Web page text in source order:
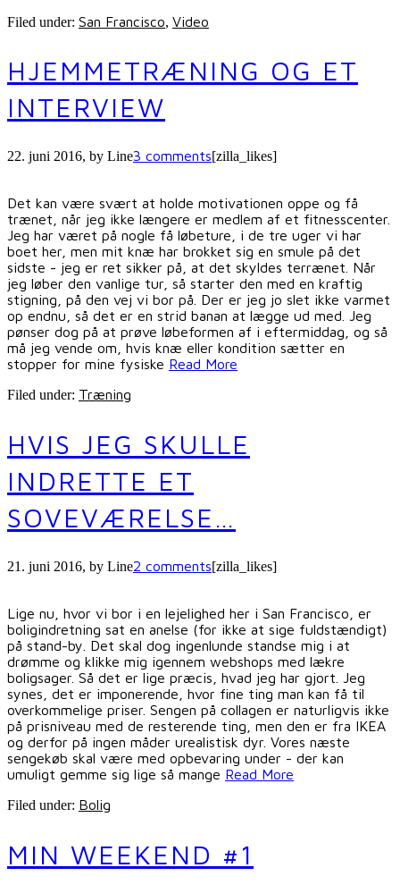
Filed under: San Francisco, Video
HJEMMETRÆNING OG ET
INTERVIEW
22. juni 2016, by Line3 comments[zilla_likes]
Det kan være svært at holde motivationen oppe og få
trænet, når jeg ikke længere er medlem af et fitnesscenter.
Jeg har været på nogle få løbeture, i de tre uger vi har
boet her, men mit knæ har brokket sig en smule på det
sidste - jeg er ret sikker på, at det skyldes terrænet. Når
jeg løber den vanlige tur, så starter den med en kraftig
stigning, på den vej vi bor på. Der er jeg jo slet ikke varmet
op endnu, så det er en strid banan at lægge ud med. Jeg
pønser dog på at prøve løbeformen af i eftermiddag, og så
må jeg vende om, hvis knæ eller kondition sætter en
stopper for mine fysiske Read More
Filed under: Træning
HVIS JEG SKULLE
INDRETTE ET
SOVEVÆRELSE…
21. juni 2016, by Line2 comments[zilla_likes]
Lige nu, hvor vi bor i en lejelighed her i San Francisco, er
boligindretning sat en anelse (for ikke at sige fuldstændigt)
på stand-by. Det skal dog ingenlunde standse mig i at
drømme og klikke mig igennem webshops med lækre
boligsager. Så det er lige præcis, hvad jeg har gjort. Jeg
synes, det er imponerende, hvor fine ting man kan få til
overkommelige priser. Sengen på collagen er naturligvis ikke
på prisniveau med de resterende ting, men den er fra IKEA
og derfor på ingen måder urealistisk dyr. Vores næste
sengekøb skal være med opbevaring under - der kan
umuligt gemme sig lige så mange Read More
Filed under: Bolig
MIN WEEKEND #1